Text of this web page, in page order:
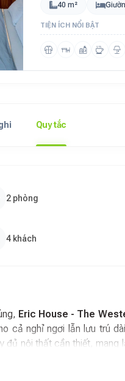
40 m²
TIỆN ÍCH NỔI BẬT
Quy tắc
2 phòng
4 khách
Eric House - The
cả nghỉ ngơi lẫn lưu trú
nội thất cần thiết, mang
bảo sự riêng tư và thuận